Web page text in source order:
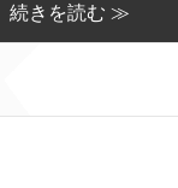
続きを読む ≫